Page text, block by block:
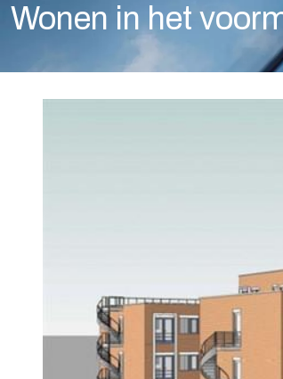
Wonen in het